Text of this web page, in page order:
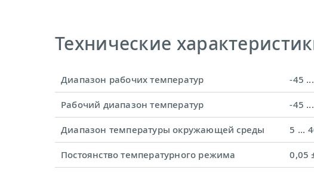
Технические
Диапазон рабочих температур -45
Рабочий диапазон температур -45
Диапазон температуры окружающей среды 5 ...
Постоянство температурного режима 0,05